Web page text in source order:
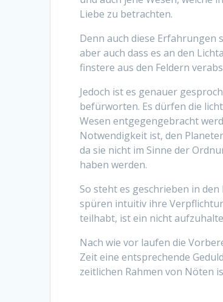
Liebe zu betrachten.
Denn auch diese Erfahrungen
aber auch dass es an den
finstere aus den Feldern
Jedoch ist es genauer
befürworten. Es dürfen die
Wesen entgegengebracht
Notwendigkeit ist, den
da sie nicht im Sinne der
haben werden.
So steht es geschrieben in
spüren intuitiv ihre
teilhabt, ist ein nicht
Nach wie vor laufen die
Zeit eine entsprechende
zeitlichen Rahmen von Nöten